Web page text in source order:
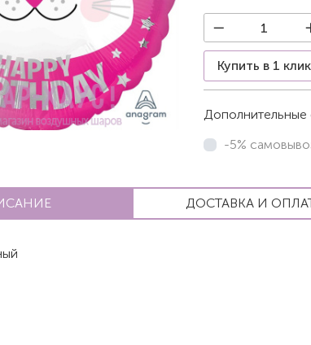
Купить в 1 клик
Дополнительные
-5%
ДОСТАВКА И